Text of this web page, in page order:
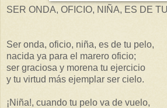
SER ONDA, OFICIO, NIÑA, ES DE
Ser onda, oficio, niña, es de tu pelo,
nacida ya para el marero oficio;
ser graciosa y morena tu ejercicio
y tu virtud más ejemplar ser cielo.
¡Niña!, cuando tu pelo va de vuelo,